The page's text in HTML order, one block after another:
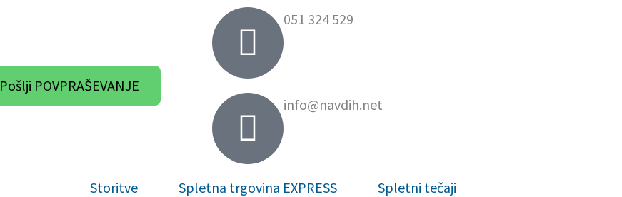
Pošlji POVPRAŠEVANJE
051 324 529
info@navdih.net
Storitve Spletna trgovina EXPRESS
Spletni tečaji